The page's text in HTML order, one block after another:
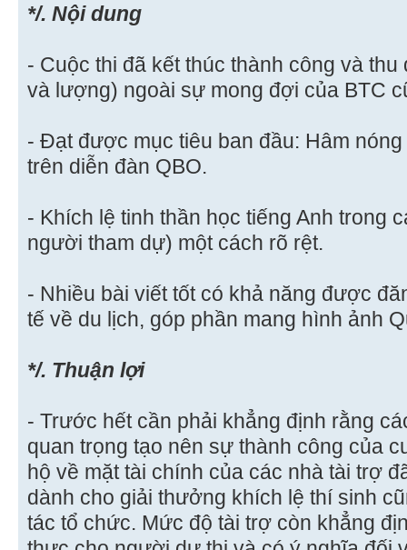
*/. Nội dung
- Cuộc thi đã kết thúc thành công và
và lượng) ngoài sự mong đợi của BTC
- Đạt được mục tiêu ban đầu: Hâm
trên diễn đàn QBO.
- Khích lệ tinh thần học tiếng Anh trong
người tham dự) một cách rõ rệt.
- Nhiều bài viết tốt có khả năng được
tế về du lịch, góp phần mang hình ảnh
*/. Thuận lợi
- Trước hết cần phải khẳng định rằng
quan trọng tạo nên sự thành công của
hộ về mặt tài chính của các nhà tài trợ
dành cho giải thưởng khích lệ thí sinh
tác tổ chức. Mức độ tài trợ còn khẳng